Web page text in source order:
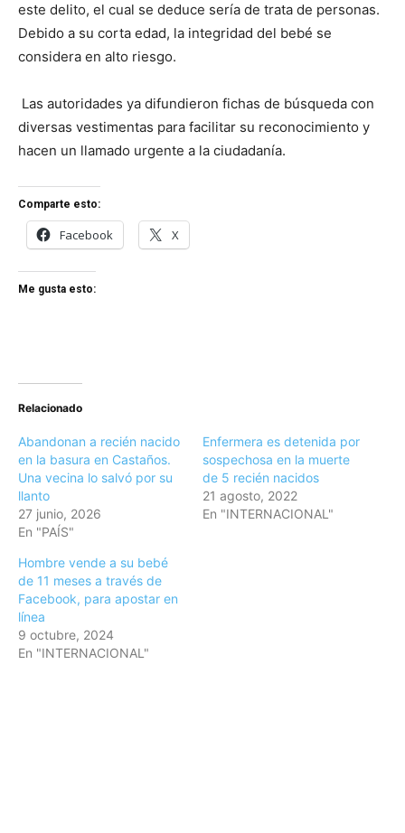
este delito, el cual se deduce sería de trata de personas.
Debido a su corta edad, la integridad del bebé se
considera en alto riesgo.
Las autoridades ya difundieron fichas de búsqueda con
diversas vestimentas para facilitar su reconocimiento y
hacen un llamado urgente a la ciudadanía.
Comparte esto:
Facebook X
Me gusta esto:
Relacionado
Abandonan a recién nacido
en la basura en Castaños.
Una vecina lo salvó por su
llanto
27 junio, 2026
En "PAÍS"
Enfermera es detenida por
sospechosa en la muerte
de 5 recién nacidos
21 agosto, 2022
En "INTERNACIONAL"
Hombre vende a su bebé
de 11 meses a través de
Facebook, para apostar en
línea
9 octubre, 2024
En "INTERNACIONAL"